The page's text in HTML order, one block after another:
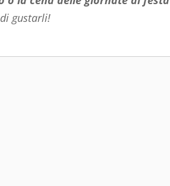
gustarli!